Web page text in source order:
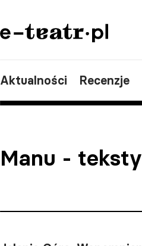
Aktualności Recenzje
Manu -